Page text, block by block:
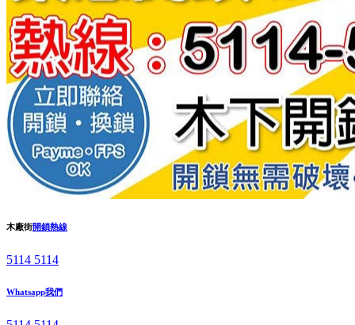
木廠街開鎖熱線
5114 5114
Whatsapp我們